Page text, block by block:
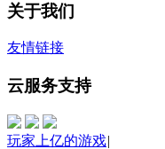
关于我们
友情链接
云服务支持
玩家上亿的游戏|